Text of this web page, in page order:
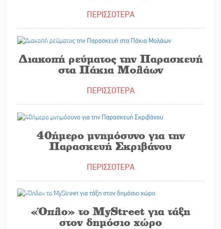
ΠΕΡΙΣΣΟΤΕΡΑ
Διακοπή ρεύματος την Παρασκευή
στα Πάκια Μολάων
ΠΕΡΙΣΣΟΤΕΡΑ
40ήμερο μνημόσυνο για την
Παρασκευή Σκριβάνου
ΠΕΡΙΣΣΟΤΕΡΑ
«Όπλο» το MyStreet για τάξη
στον δημόσιο χώρο